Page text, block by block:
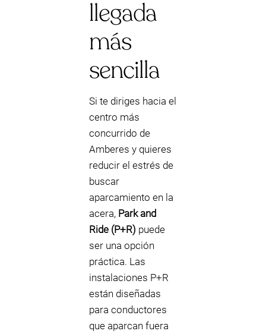
llegada
más
sencilla
Si te diriges hacia el
centro más
concurrido de
Amberes y quieres
reducir el estrés de
buscar
aparcamiento en la
acera, Park and
Ride (P+R) puede
ser una opción
práctica. Las
instalaciones P+R
están diseñadas
para conductores
que aparcan fuera